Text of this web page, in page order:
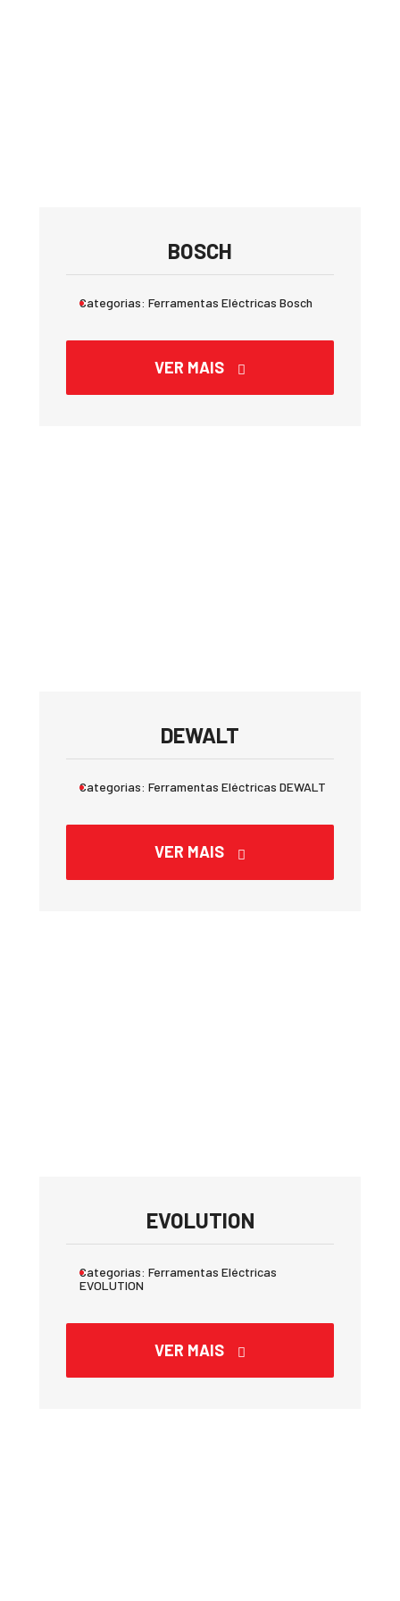
BOSCH
Categorias: Ferramentas Eléctricas Bosch
VER MAIS
DEWALT
Categorias: Ferramentas Eléctricas DEWALT
VER MAIS
EVOLUTION
Categorias: Ferramentas Eléctricas
EVOLUTION
VER MAIS